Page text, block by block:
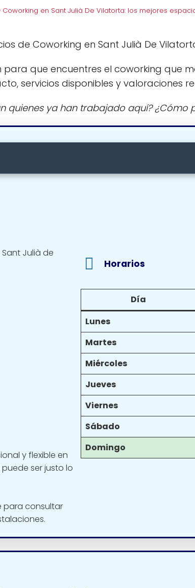
Coworking en Sant Julià De Vilatorta: los mejores
de Coworking en Sant Julià De
que encuentres el coworking que
servicios disponibles y valoraciones
quienes ya han trabajado aquí? ¿Cómo
Julià de
y flexible en
puede ser justo lo
para consultar
Horarios
Día
Lunes
Martes
Miércoles
Jueves
Viernes
Sábado
Domingo